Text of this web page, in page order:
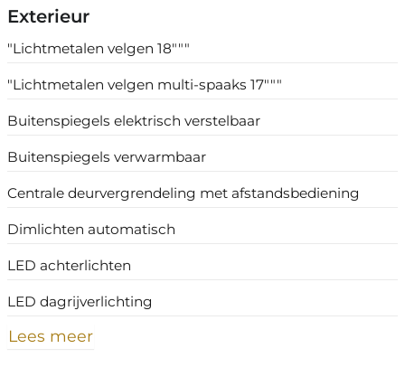
Exterieur
"Lichtmetalen velgen 18"""
"Lichtmetalen velgen multi-spaaks 17"""
Buitenspiegels elektrisch verstelbaar
Buitenspiegels verwarmbaar
Centrale deurvergrendeling met afstandsbediening
Dimlichten automatisch
LED achterlichten
LED dagrijverlichting
Lees meer